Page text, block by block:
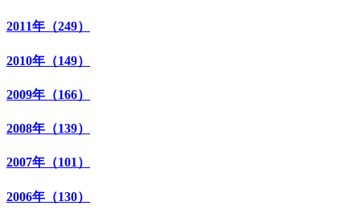
2011年（249）
2010年（149）
2009年（166）
2008年（139）
2007年（101）
2006年（130）